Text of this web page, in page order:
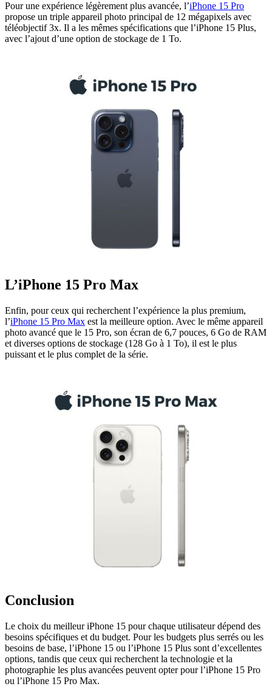
Pour une expérience légèrement plus avancée, l’iPhone 15 Pro
propose un triple appareil photo principal de 12 mégapixels avec
téléobjectif 3x. Il a les mêmes spécifications que l’iPhone 15 Plus,
avec l’ajout d’une option de stockage de 1 To.
L’iPhone 15 Pro Max
Enfin, pour ceux qui recherchent l’expérience la plus premium,
l’iPhone 15 Pro Max est la meilleure option. Avec le même appareil
photo avancé que le 15 Pro, son écran de 6,7 pouces, 6 Go de RAM
et diverses options de stockage (128 Go à 1 To), il est le plus
puissant et le plus complet de la série.
Conclusion
Le choix du meilleur iPhone 15 pour chaque utilisateur dépend des
besoins spécifiques et du budget. Pour les budgets plus serrés ou les
besoins de base, l’iPhone 15 ou l’iPhone 15 Plus sont d’excellentes
options, tandis que ceux qui recherchent la technologie et la
photographie les plus avancées peuvent opter pour l’iPhone 15 Pro
ou l’iPhone 15 Pro Max.